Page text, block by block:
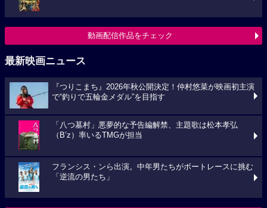
動画配信作品をチェック
最新映画ニュース
『つりこまち』2026年秋公開決定！仲村悠菜が映画初主演
で“釣りで五輪金メダル”を目指す
「八つ墓村」悪夢的な予告編解禁、主題歌は松本孝弘
（B’z）率いるTMGが担当
フランシス・ンら出演。中年男たちがボートレースに挑む
「逆流の男たち」